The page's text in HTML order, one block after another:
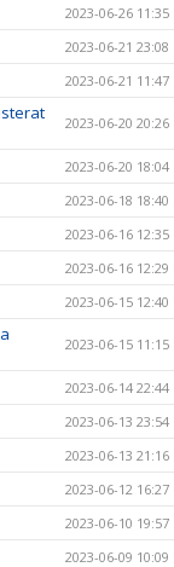
2023-06-26 11:35
2023-06-21 23:08
2023-06-21 11:47
2023-06-20 20:26
2023-06-20 18:04
2023-06-18 18:40
2023-06-16 12:35
2023-06-16 12:29
2023-06-15 12:40
2023-06-15 11:15
2023-06-14 22:44
2023-06-13 23:54
2023-06-13 21:16
2023-06-12 16:27
2023-06-10 19:57
2023-06-09 10:09